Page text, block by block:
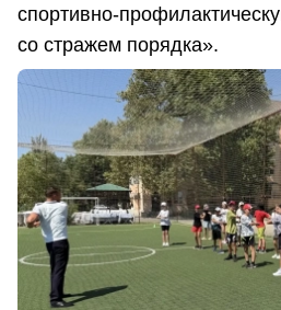
спортивно-
со стражем порядка».